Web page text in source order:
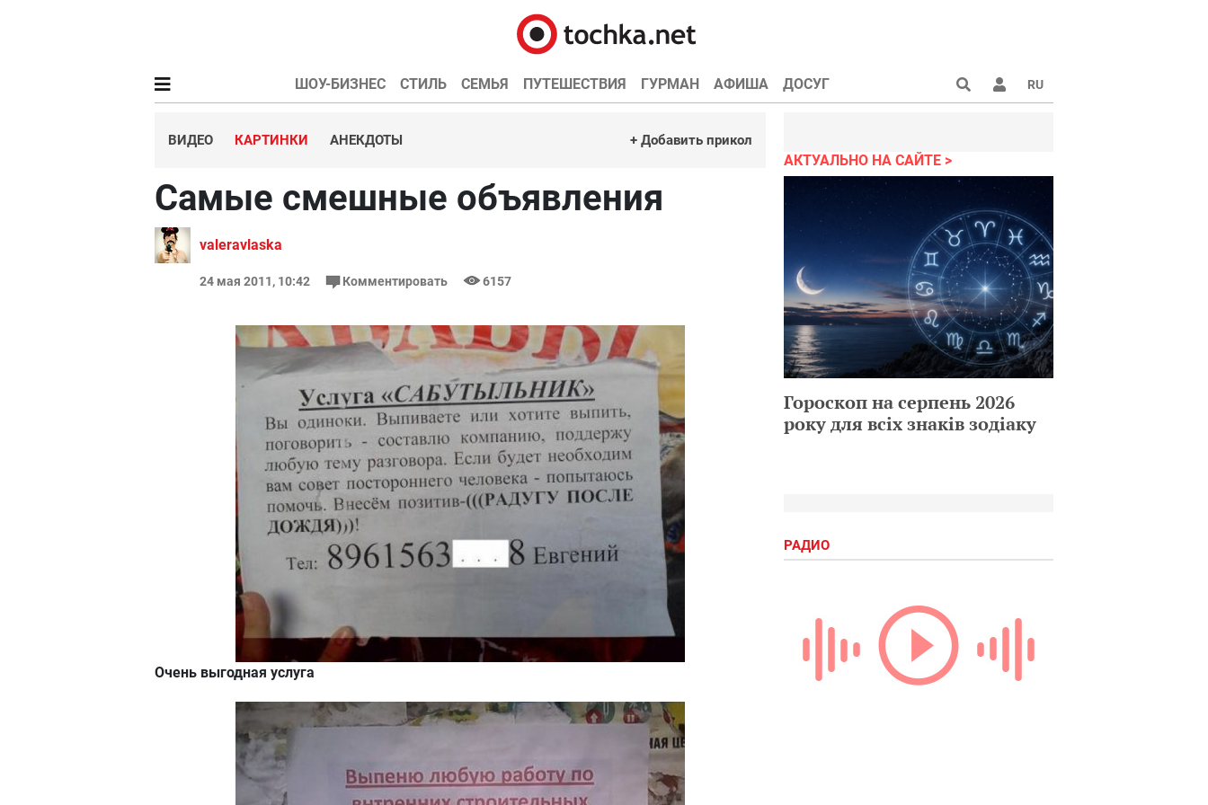
ШОУ-БИЗНЕС СТИЛЬ СЕМЬЯ ПУТЕШЕСТВИЯ ГУРМАН АФИША ДОСУГ RU
ВИДЕО КАРТИНКИ АНЕКДОТЫ + Добавить прикол
Самые смешные объявления
valeravlaska
24 мая 2011, 10:42 Комментировать 6157
Очень выгодная услуга
АКТУАЛЬНО НА САЙТЕ
Гороскоп на серпень 2026
року для всіх знаків зодіаку
РАДИО